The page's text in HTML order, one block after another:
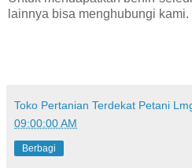
lainnya bisa menghubungi kami.
Toko Pertanian Terdekat Petani
09:00:00 AM
Berbagi